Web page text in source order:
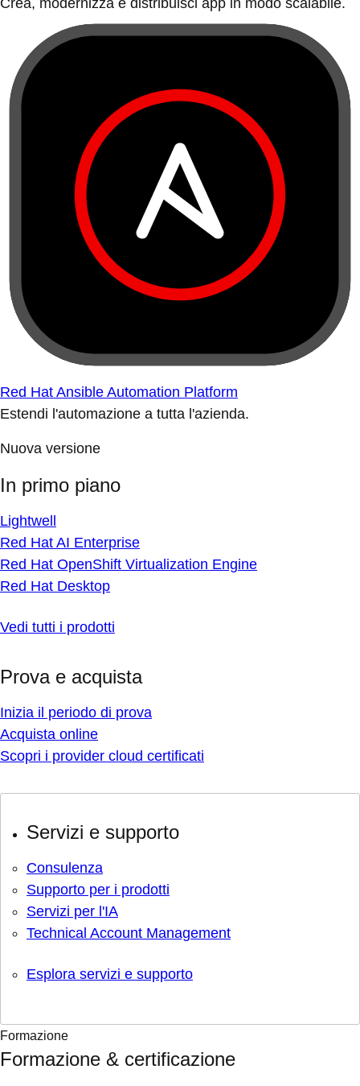
Crea, modernizza e distribuisci app in modo scalabile.
Red Hat Ansible Automation Platform
Estendi l'automazione a tutta l'azienda.
Nuova versione
In primo piano
Lightwell
Red Hat AI Enterprise
Red Hat OpenShift Virtualization Engine
Red Hat Desktop
Vedi tutti i prodotti
Prova e acquista
Inizia il periodo di prova
Acquista online
Scopri i provider cloud certificati
Servizi e supporto
Consulenza
Supporto per i prodotti
Servizi per l'IA
Technical Account Management
Esplora servizi e supporto
Formazione
Formazione & certificazione